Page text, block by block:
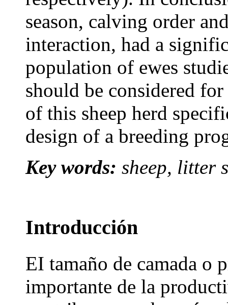
season, calving order
interaction, had a
population of ewes
should be considered
of this sheep herd
design of a breeding
Key words: sheep, litter
Introducción
EI tamaño de camada o
importante de la